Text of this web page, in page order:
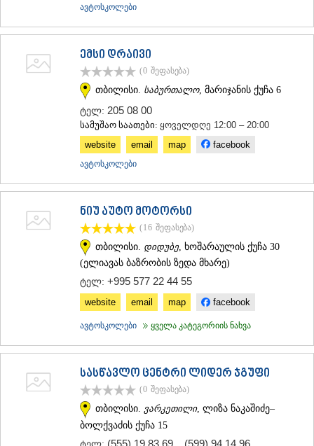
ავტოსკოლები
ემსი დრაივი
(0 შეფასება)
თბილისი. საბურთალო, მარიჯანის ქუჩა 6
ტელ: 205 08 00
სამუშაო საათები: ყოველდღე 12:00 – 20:00
website
email map facebook
ავტოსკოლები
ნიუ აუტო მოტორსი
(16 შეფასება)
თბილისი. დიდუბე , ხოშარაულის ქუჩა 30
(ელიავას ბაზრობის ზედა მხარე)
ტელ: +995 577 22 44 55
website email map facebook
ავტოსკოლები ყველა კატეგორიის ნახვა
სასწავლო ცენტრი ლიდერ ჯგუფი
(0 შეფასება)
თბილისი. ვარკეთილი, ლიზა ნაკაშიძე–
ბოლქვაძის ქუჩა 15
(555) 19 83 69, (599) 94 14 96